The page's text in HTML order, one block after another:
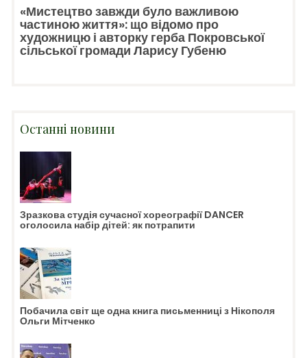
«Мистецтво завжди було важливою
частиною життя»: що відомо про
художницю і авторку герба Покровської
сільської громади Ларису Губеню
Останні новини
Зразкова студія сучасної хореографії DANCER
оголосила набір дітей: як потрапити
Побачила світ ще одна книга письменниці з Нікополя
Ольги Мітченко